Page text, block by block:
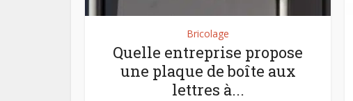
Bricolage
Quelle entreprise propose
une plaque de boîte aux
lettres à...